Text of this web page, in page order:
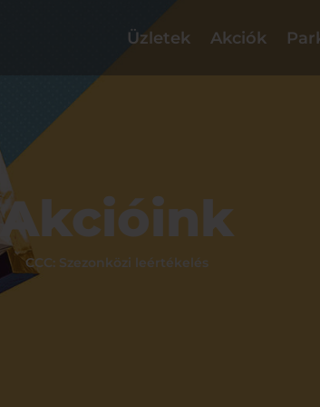
Üzletek Akciók
Akcióink
CCC: Szezonközi leértékelés